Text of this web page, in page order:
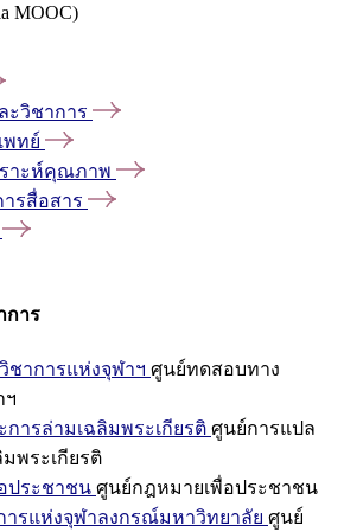
MOOC)
ะวิชาการ
พทย์
ราะห์คุณภาพ
รสื่อสาร
การ
ชาการแห่งจุฬาฯ ศูนย์ทดสอบทาง
ฯ
ารล่ามเฉลิมพระเกียรติ ศูนย์การแปล
พระเกียรติ
ประชาชน ศูนย์กฎหมายเพื่อประชาชน
ารแห่งจุฬาลงกรณ์มหาวิทยาลัย ศูนย์